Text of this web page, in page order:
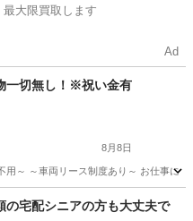
大限買取します
Ad
一切無し！※祝い金有
8月8日
用～ ～車両リース制度あり～ お仕事に
の宅配シニアの方も大丈夫で